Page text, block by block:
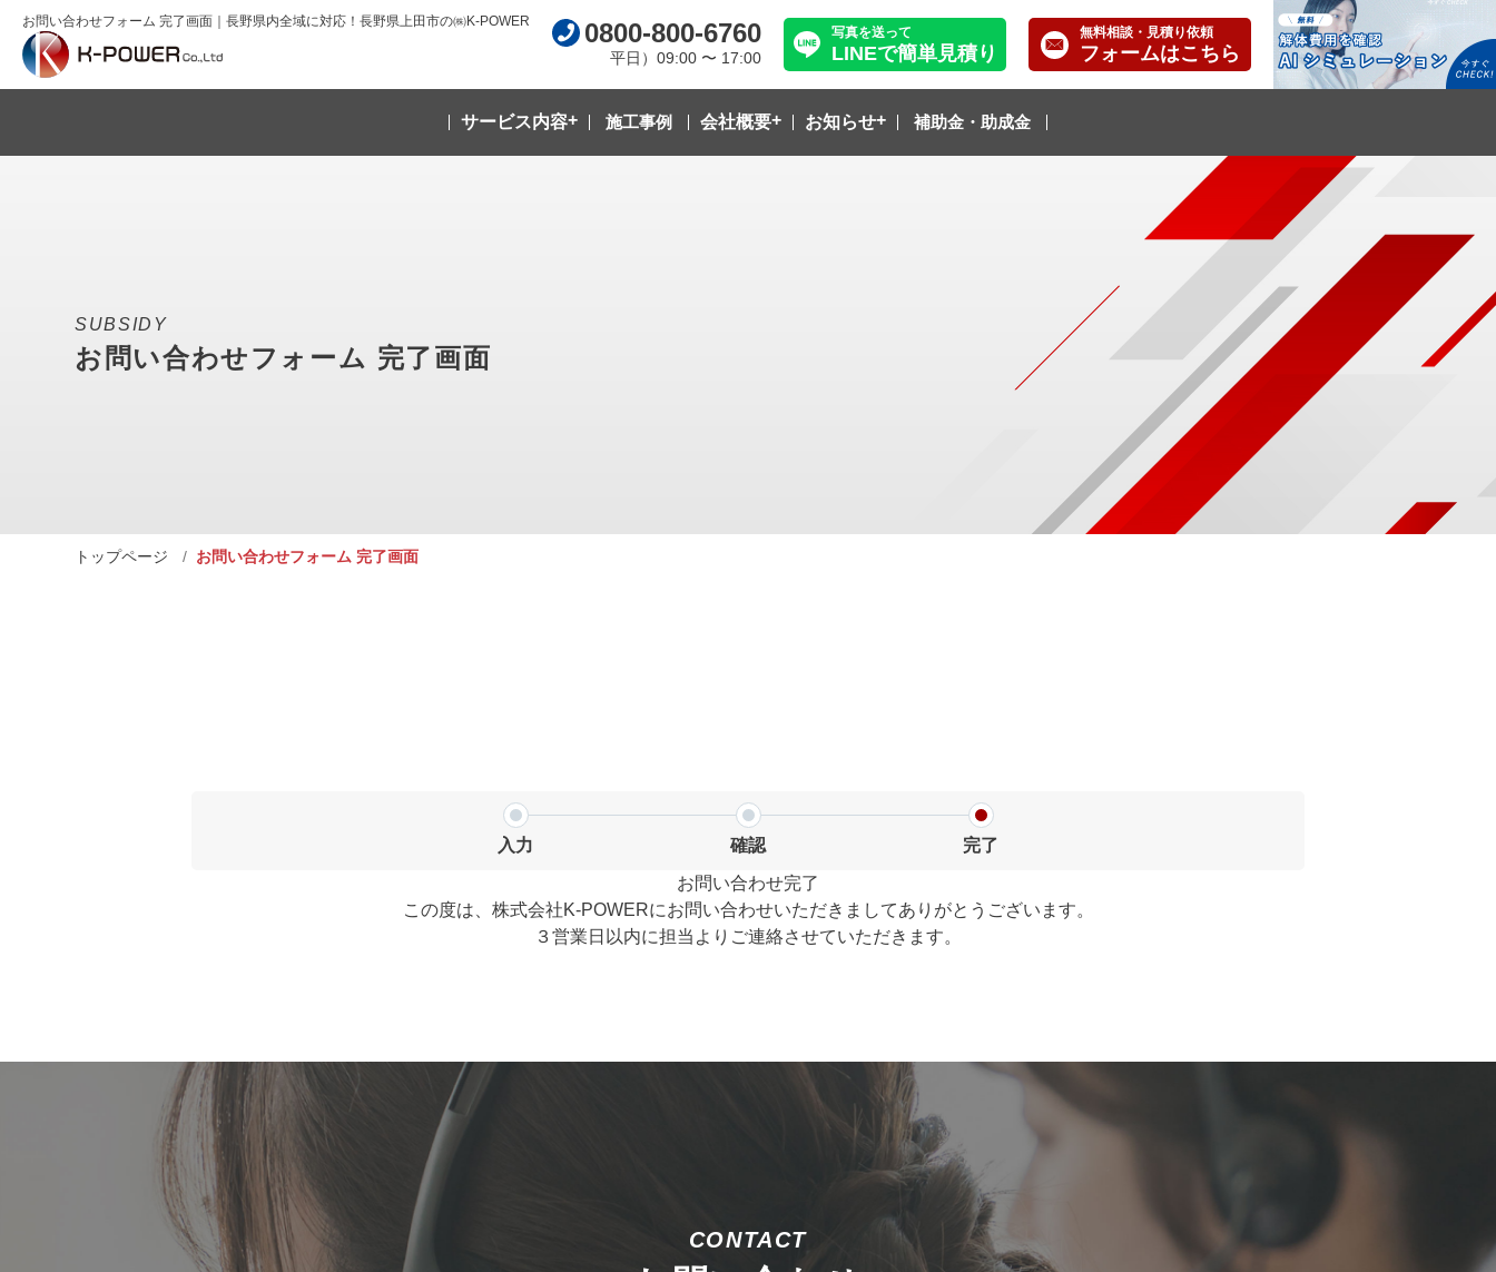
お問い合わせフォーム 完了画面｜長野県内全域に対応！長野県上田市の㈱K-POWER 0800-800-6760
平日）09:00 〜 17:00
写真を送って
LINEで簡単見積り
無料相談・見積り依頼
フォームはこちら
サービス内容 施工事例 会社概要 お知らせ 補助金・助成金
SUBSIDY
お問い合わせフォーム 完了画面
トップページ お問い合わせフォーム 完了画面
入力 確認
完了
お問い合わせ完了
この度は、株式会社K-POWERにお問い合わせいただきましてありがとうございます。
３営業日以内に担当よりご連絡させていただきます。
CONTACT